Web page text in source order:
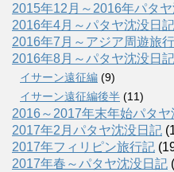
2015年12月～2016年パタ
2016年4月～パタヤ沈没日記
2016年7月～アジア周遊旅行
2016年8月～パタヤ沈没日記
イサーン遠征編 (9)
イサーン遠征編後半 (11)
2016～2017年末年始パタ
2017年2月パタヤ沈没日記
2017年フィリピン旅行記
2017年春～パタヤ沈没日記